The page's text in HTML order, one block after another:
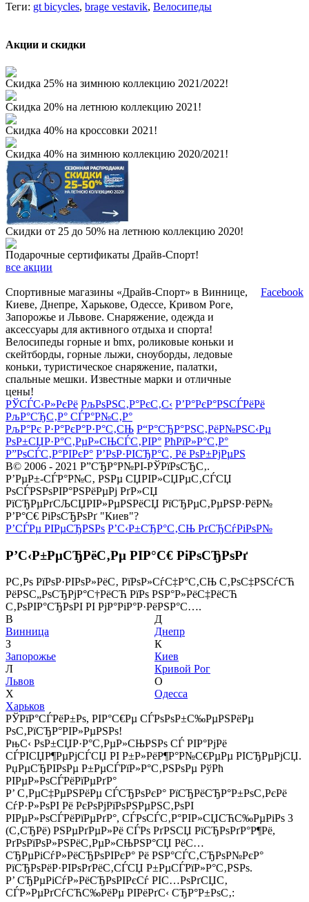
Теги: gt bicycles, brage vestavik, Велосипеды
Акции и скидки
Скидка 25% на зимнюю коллекцию 2021/2022!
Скидка 20% на летнюю коллекцию 2021!
Скидка 40% на кроссовки 2021!
Скидка 40% на зимнюю коллекцию 2020/2021!
Скидки от 25 до 50% на летнюю коллекцию 2020!
Подарочные сертификаты Драйв-Спорт!
все акции
Спортивные магазины «Драйв-Спорт» в Виннице,
Киеве, Днепре, Харькове, Одессе, Кривом Роге,
Запорожье и Львове. Снаряжение, одежда и
аксессуары для активного отдыха и спорта!
Велосипеды горные и bmx, роликовые коньки и
скейтборды, горные лыжи, сноуборды, ледовые
коньки, туристическое снаряжение, палатки,
спальные мешки. Известные марки и отличные
цены!
Facebook
РЎСЃС‹Р»РєРё РљРѕРЅС‚Р°РєС‚С‹ Р’Р°РєР°РЅСЃРёРё
РљР°СЂС‚Р° СЃР°Р№С‚Р°
РљР°Рє Р·Р°РєР°Р·Р°С‚СЊ Р“Р°СЂР°РЅС‚РёР№РЅС‹Рµ
РѕР±СЏР·Р°С‚РµР»СЊСЃС‚РІР° РћРїР»Р°С‚Р°
Р”РѕСЃС‚Р°РІРєР° Р’РѕР·РІСЂР°С‚ Рё РѕР±РјРµРЅ
В© 2006 - 2021 Р”СЂР°Р№РІ-РЎРїРѕСЂС‚.
Р’РµР±-СЃР°Р№С‚ РЅРµ СЏРІР»СЏРµС‚СЃСЏ
РѕСЃРЅРѕРІР°РЅРёРµРј РґР»СЏ
РїСЂРµРґСЉСЏРІР»РµРЅРёСЏ РїСЂРµС‚РµРЅР·РёР№
Р’Р°С€ РіРѕСЂРѕРґ "Киев"?
Р’СЃРµ РІРµСЂРЅРѕ Р’С‹Р±СЂР°С‚СЊ РґСЂСѓРіРѕР№
Р’С‹Р±РµСЂРёС‚Рµ РІР°С€ РіРѕСЂРѕРґ
Р­С‚Рѕ РїРѕР·РІРѕР»РёС‚ РїРѕР»СѓС‡Р°С‚СЊ С‚РѕС‡РЅСѓСЋ
РёРЅС„РѕСЂРјР°С†РёСЋ РїРѕ РЅР°Р»РёС‡РёСЋ
С‚РѕРІР°СЂРѕРІ РІ РјР°РіР°Р·РёРЅР°С….
В
Винница
З
Запорожье
Л
Львов
Х
Харьков
Д
Днепр
К
Киев
Кривой Рог
О
Одесса
РЎРїР°СЃРёР±Рѕ, РІР°С€Рµ СЃРѕРѕР±С‰РµРЅРёРµ
РѕС‚РїСЂР°РІР»РµРЅРѕ!
РњС‹ РѕР±СЏР·Р°С‚РµР»СЊРЅРѕ СЃ РІР°РјРё
СЃРІСЏР¶РµРјСЃСЏ РІ Р±Р»РёР¶Р°Р№С€РµРµ РІСЂРµРјСЏ.
РџРµСЂРІРѕРµ Р±РµСЃРїР»Р°С‚РЅРѕРµ РўРћ
РІРµР»РѕСЃРёРїРµРґР°
Р’ С‚РµС‡РµРЅРёРµ СЃСЂРѕРєР° РїСЂРёСЂР°Р±РѕС‚РєРё
СѓР·Р»РѕРІ Рё РєРѕРјРїРѕРЅРµРЅС‚РѕРІ
РІРµР»РѕСЃРёРїРµРґР°, СЃРѕСЃС‚Р°РІР»СЏСЋС‰РµРіРѕ 3
(С‚СЂРё) РЅРµРґРµР»Рё СЃРѕ РґРЅСЏ РїСЂРѕРґР°Р¶Рё,
РґРѕРїРѕР»РЅРёС‚РµР»СЊРЅР°СЏ РёС…
СЂРµРіСѓР»РёСЂРѕРІРєР° Рё РЅР°СЃС‚СЂРѕР№РєР°
РїСЂРѕРёР·РІРѕРґРёС‚СЃСЏ Р±РµСЃРїР»Р°С‚РЅРѕ.
Р’ СЂРµРіСѓР»РёСЂРѕРІРєСѓ РІС…РѕРґСЏС‚
СЃР»РµРґСѓСЋС‰РёРµ РІРёРґС‹ СЂР°Р±РѕС‚: